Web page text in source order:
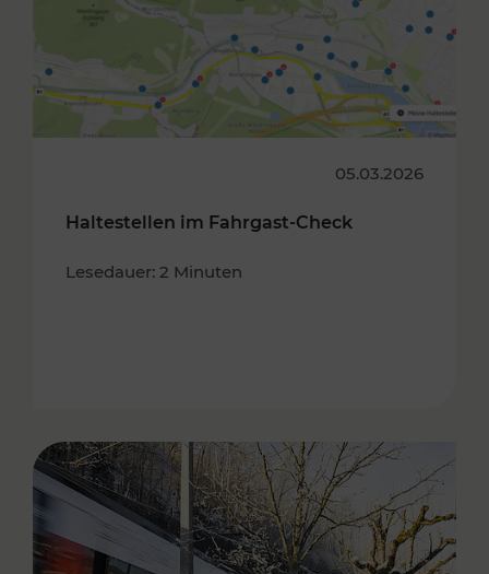
05.03.2026
Haltestellen im Fahrgast-Check
Lesedauer: 2 Minuten